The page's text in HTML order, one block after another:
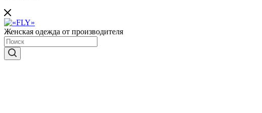
Женская одежда от производителя